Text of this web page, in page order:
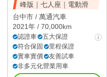
峰版｜七人座｜電動滑
台中市 / 萬通汽車
2021年 / 70,000km
認證車
五大保證
符合保固
里程保證
實車實價
友善試車
非多元化營業用車